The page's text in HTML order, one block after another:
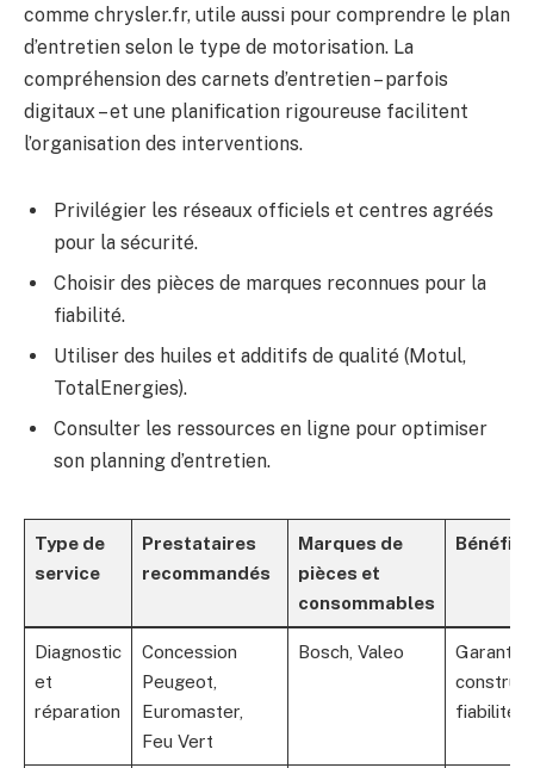
comme chrysler.fr, utile aussi pour comprendre le plan
d’entretien selon le type de motorisation. La
compréhension des carnets d’entretien – parfois
digitaux – et une planification rigoureuse facilitent
l’organisation des interventions.
Privilégier les réseaux officiels et centres agréés
pour la sécurité.
Choisir des pièces de marques reconnues pour la
fiabilité.
Utiliser des huiles et additifs de qualité (Motul,
TotalEnergies).
Consulter les ressources en ligne pour optimiser
son planning d’entretien.
Type de
service
Prestataires
recommandés
Marques de
pièces et
consommables
Diagnostic
et
réparation
Concession
Peugeot,
Euromaster,
Feu Vert
Bosch, Valeo
Garantie
fiabilité